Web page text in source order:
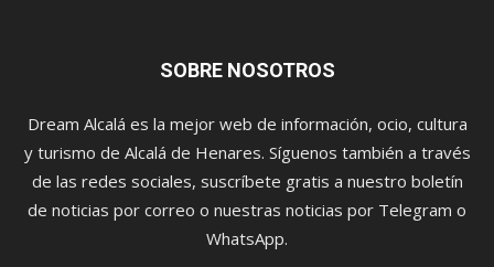
SOBRE NOSOTROS
Dream Alcalá es la mejor web de información, ocio, cultura
y turismo de Alcalá de Henares. Síguenos también a través
de las redes sociales, suscríbete gratis a nuestro boletín
de noticias por correo o nuestras noticias por Telegram o
WhatsApp.